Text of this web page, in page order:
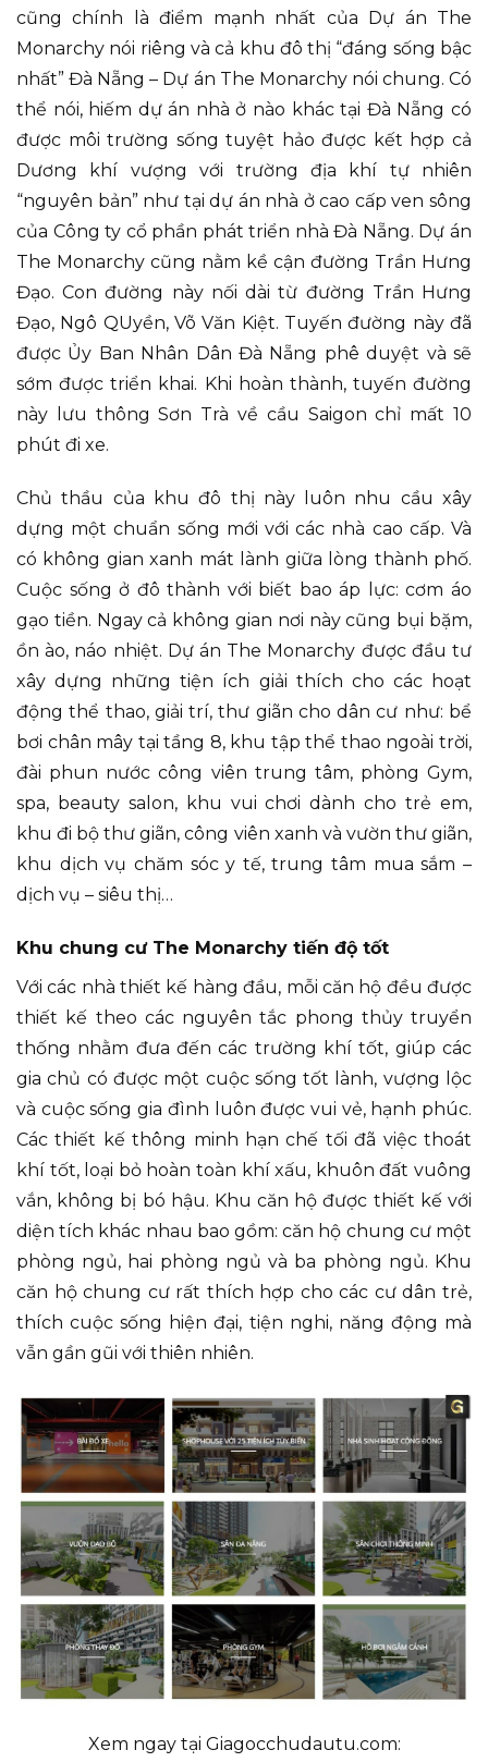
cũng chính là điểm mạnh nhất của Dự án The
Monarchy nói riêng và cả khu đô thị “đáng sống bậc
nhất” Đà Nẵng – Dự án The Monarchy nói chung. Có
thể nói, hiếm dự án nhà ở nào khác tại Đà Nẵng có
được môi trường sống tuyệt hảo được kết hợp cả
Dương khí vượng với trường địa khí tự nhiên
“nguyên bản” như tại dự án nhà ở cao cấp ven sông
của Công ty cổ phần phát triển nhà Đà Nẵng. Dự án
The Monarchy cũng nằm kề cận đường Trần Hưng
Đạo. Con đường này nối dài từ đường Trần Hưng
Đạo, Ngô QUyền, Võ Văn Kiệt. Tuyến đường này đã
được Ủy Ban Nhân Dân Đà Nẵng phê duyệt và sẽ
sớm được triển khai. Khi hoàn thành, tuyến đường
này lưu thông Sơn Trà về cầu Saigon chỉ mất 10
phút đi xe.
Chủ thầu của khu đô thị này luôn nhu cầu xây
dựng một chuẩn sống mới với các nhà cao cấp. Và
có không gian xanh mát lành giữa lòng thành phố.
Cuộc sống ở đô thành với biết bao áp lực: cơm áo
gạo tiền. Ngay cả không gian nơi này cũng bụi bặm,
ồn ào, náo nhiệt. Dự án The Monarchy được đầu tư
xây dựng những tiện ích giải thích cho các hoạt
động thể thao, giải trí, thư giãn cho dân cư như: bể
bơi chân mây tại tầng 8, khu tập thể thao ngoài trời,
đài phun nước công viên trung tâm, phòng Gym,
spa, beauty salon, khu vui chơi dành cho trẻ em,
khu đi bộ thư giãn, công viên xanh và vườn thư giãn,
khu dịch vụ chăm sóc y tế, trung tâm mua sắm –
dịch vụ – siêu thị…
Khu chung cư The Monarchy tiến độ tốt
Với các nhà thiết kế hàng đầu, mỗi căn hộ đều được
thiết kế theo các nguyên tắc phong thủy truyển
thống nhằm đưa đến các trường khí tốt, giúp các
gia chủ có được một cuộc sống tốt lành, vượng lộc
và cuộc sống gia đình luôn được vui vẻ, hạnh phúc.
Các thiết kế thông minh hạn chế tối đã việc thoát
khí tốt, loại bỏ hoàn toàn khí xấu, khuôn đất vuông
vắn, không bị bó hậu. Khu căn hộ được thiết kế với
diện tích khác nhau bao gồm: căn hộ chung cư một
phòng ngủ, hai phòng ngủ và ba phòng ngủ. Khu
căn hộ chung cư rất thích hợp cho các cư dân trẻ,
thích cuộc sống hiện đại, tiện nghi, năng động mà
vẫn gần gũi với thiên nhiên.
Xem ngay tại Giagocchudautu.com: